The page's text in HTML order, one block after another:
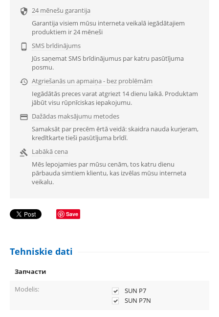
 24 mēnešu garantija
Garantija visiem mūsu interneta veikalā iegādātajiem
produktiem ir 24 mēneši

SMS brīdinājums
Jūs saņemat SMS brīdinājumus par katru pasūtījuma
posmu.
 Atgriešanās un apmaiņa - bez problēmām
Iegādātās preces varat atgriezt 14 dienu laikā. Produktam
jābūt visu rūpnīciskas iepakojumu.
 Dažādas maksājumu metodes
Samaksāt par precēm ērtā veidā: skaidra nauda kurjeram,
kredītkarte tieši pasūtījuma brīdī.

Labākā cena
Mēs lepojamies par mūsu cenām, tos katru dienu
pārbauda simtiem klientu, kas izvēlas mūsu interneta
veikalu.
Save
Tehniskie dati
Запчасти
Modelis:
SUN P7
SUN P7N